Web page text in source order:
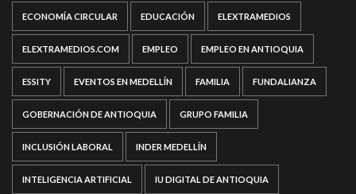
ECONOMÍA CIRCULAR EDUCACIÓN ELEXTRAMEDIOS
ELEXTRAMEDIOS.COM EMPLEO EMPLEO EN ANTIOQUIA
ESSITY EVENTOS EN MEDELLÍN FAMILIA FUNDALIANZA
GOBERNACIÓN DE ANTIOQUIA GRUPO FAMILIA
INCLUSIÓN LABORAL INDER MEDELLÍN
INTELIGENCIA ARTIFICIAL IU DIGITAL DE ANTIOQUIA